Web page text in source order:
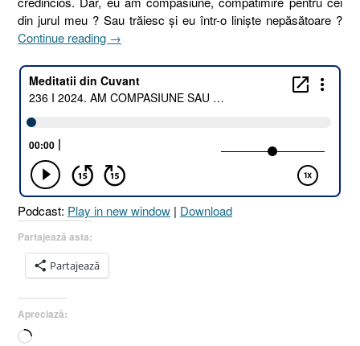
din jurul meu ? Sau trăiesc și eu într-o liniște nepăsătoare ?
Continue reading „236
2024.
AM
COMPASIUNE
[Iov
30.25
I
→
Podcast: Play in new window | Download
Partajează asta:
Partajează
Apreciază:
Încarc...